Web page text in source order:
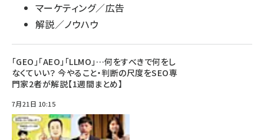
マーケティング／広告
解説／ノウハウ
「GEO」「AEO」「LLMO」…何をすべきで何をし
なくていい？ 今やること・判断の尺度をSEO専
門家2者が解説【1週間まとめ】
7月21日 10:15